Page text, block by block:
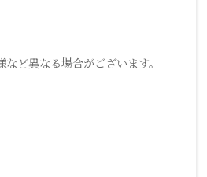
ど異なる場合がございます。